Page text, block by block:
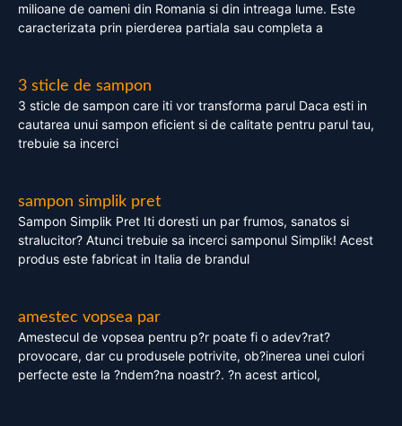
milioane de oameni din Romania si din intreaga lume. Este
caracterizata prin pierderea partiala sau completa a
3 sticle de sampon
3 sticle de sampon care iti vor transforma parul Daca esti in
cautarea unui sampon eficient si de calitate pentru parul tau,
trebuie sa incerci
sampon simplik pret
Sampon Simplik Pret Iti doresti un par frumos, sanatos si
stralucitor? Atunci trebuie sa incerci samponul Simplik! Acest
produs este fabricat in Italia de brandul
amestec vopsea par
Amestecul de vopsea pentru p?r poate fi o adev?rat?
provocare, dar cu produsele potrivite, ob?inerea unei culori
perfecte este la ?ndem?na noastr?. ?n acest articol,